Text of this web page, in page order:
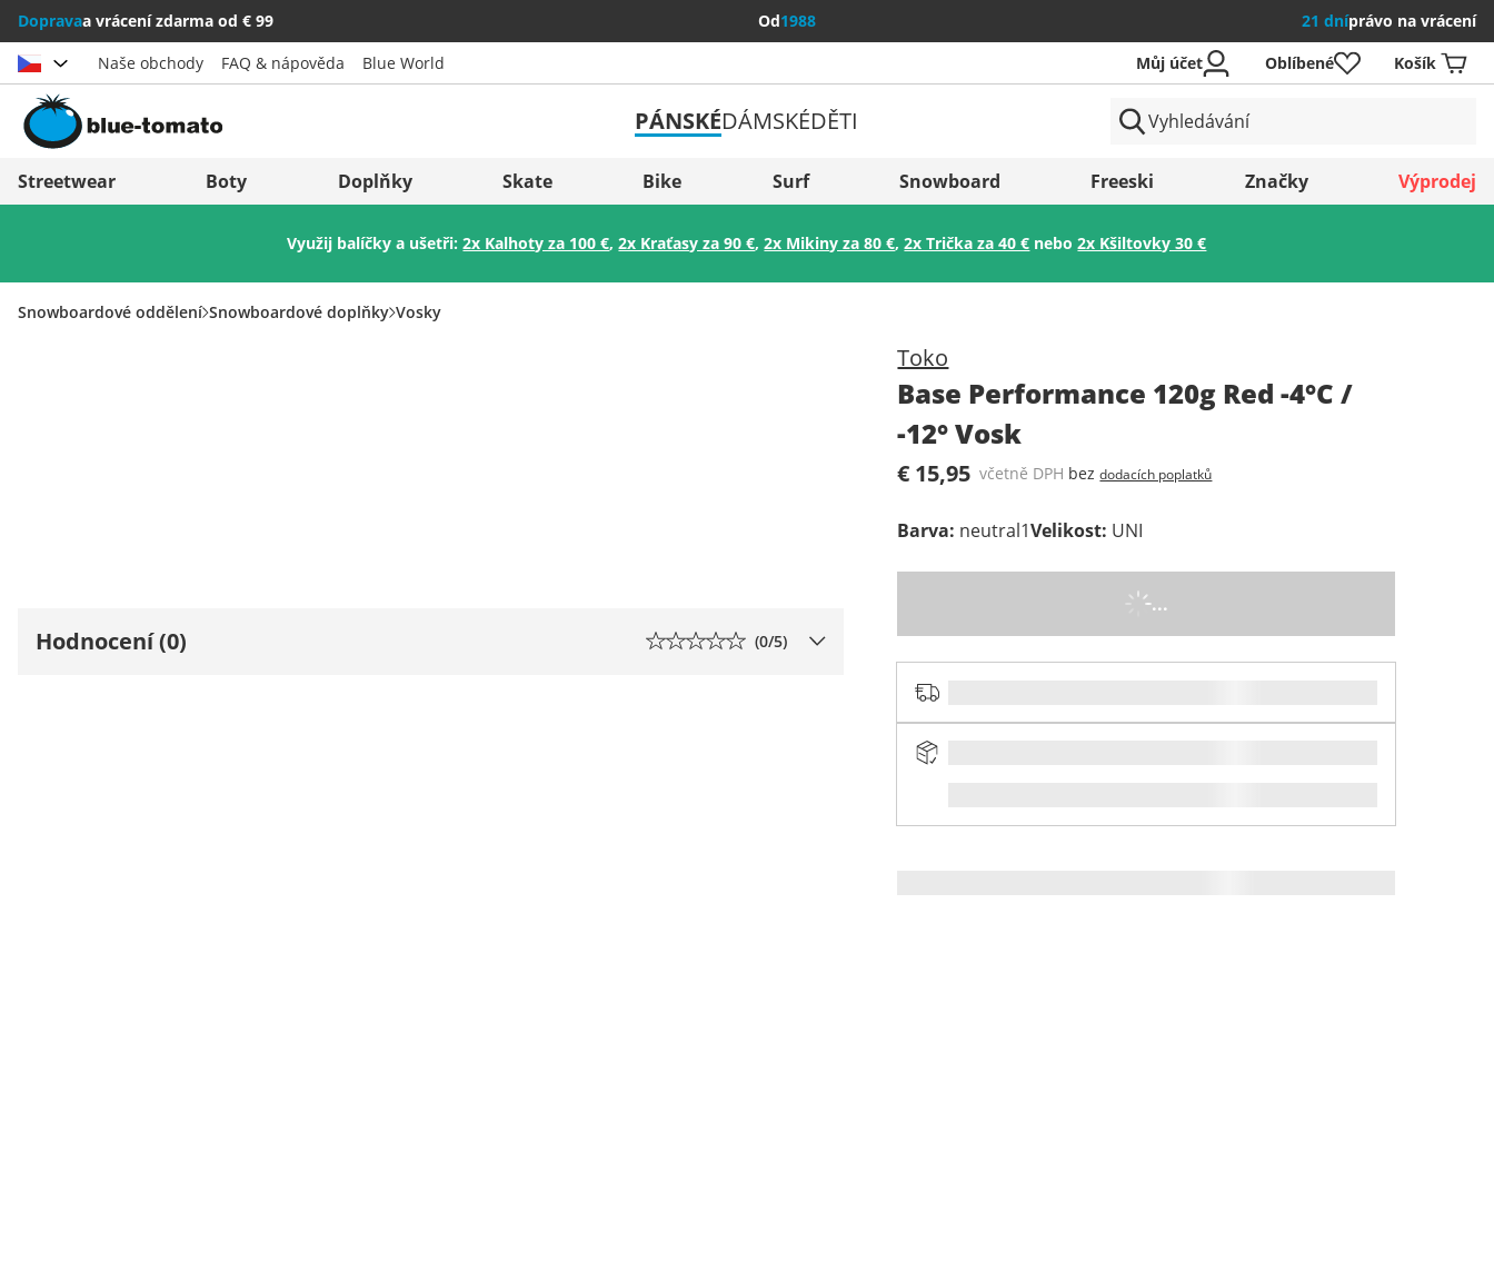
Dopravaa vrácení zdarma od € 99 Od1988 21 dníprávo na vrácení
Vybrat zemi
Österreich
Italia (Italiano)
Italien (Deutsch)
Slovenija
België (Nederlands)
Uložit
Naše obchody FAQ & nápověda Blue World Můj účet Oblíbené Košík
PÁNSKÉDÁMSKÉDĚTI
Streetwear Boty Doplňky Skate Bike Surf Snowboard Freeski Značky Výprodej
Využij balíčky a ušetři:2x Kalhoty za 100 €,2x Kraťasy za 90 €,2x Mikiny za 80 €,2x Trička za 40 € nebo2x Kšiltovky 30 €
Snowboardové oddělení Snowboardové doplňky Vosky
Toko
Base Performance 120g Red -4°C /
-12° Vosk
€ 15,95 včetně DPH bezdodacích poplatků
Barva: neutral1Velikost: UNI
...
Hodnocení (0) (0/5)